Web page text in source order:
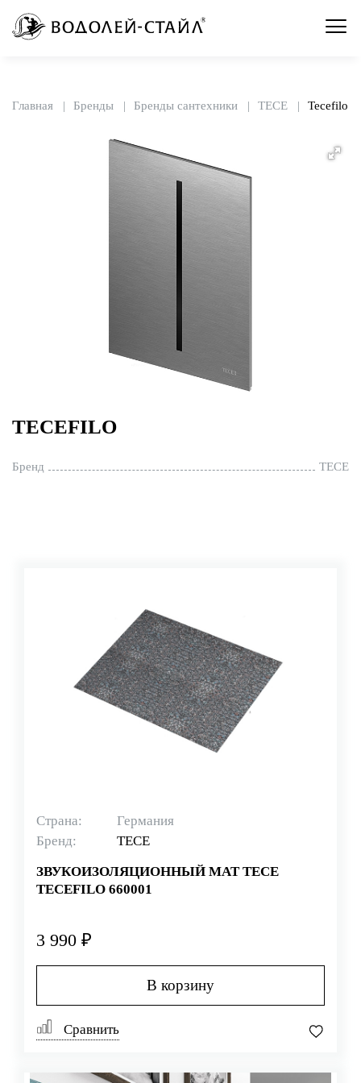
Главная Бренды Бренды сантехники TECE Tecefilo
TECEFILO
Бренд TECE
Страна:
Германия
Бренд:
TECE
ЗВУКОИЗОЛЯЦИОННЫЙ МАТ TECE
TECEFILO 660001
3 990 ₽
В корзину
Сравнить